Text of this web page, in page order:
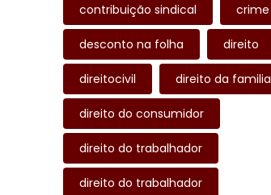
contribuição sindical crime
desconto na folha direito
direitocivil direito da familia
direito do consumidor
direito do trabalhador
direito do trabalhador